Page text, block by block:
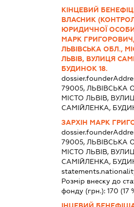
КІНЦЕВИЙ
ВЛАСНИК
ЮРИДИЧНОЇ ОСОБИ
МАРК
ЛЬВІВСЬКА ОБЛ.,
ЛЬВІВ, ВУЛИЦЯ
БУДИНОК 18.
79005, ЛЬВІВСЬКА
МІСТО ЛЬВІВ,
САМІЙЛЕНКА,
ЗАРХІН МАРК
79005, ЛЬВІВСЬКА
МІСТО ЛЬВІВ,
САМІЙЛЕНКА,
Розмір внеску до
фонду (грн.):170 (17